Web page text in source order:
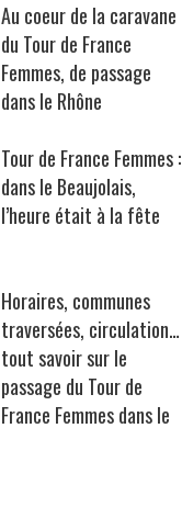
Au coeur de la caravane
du Tour de France
Femmes, de passage
dans le Rhône
Tour de France Femmes :
dans le Beaujolais,
l’heure était à la fête
Horaires, communes
traversées, circulation…
tout savoir sur le
passage du Tour de
France Femmes dans le